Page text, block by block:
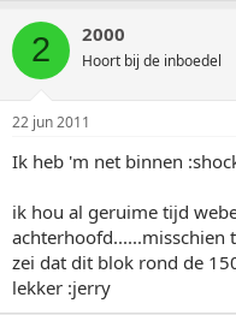
2 2000
Hoort bij de inboedel
22 jun 2011
Ik heb 'm net binnen
ik hou al geruime tijd
achterhoofd......misschien
zei dat dit blok rond de
lekker :jerry